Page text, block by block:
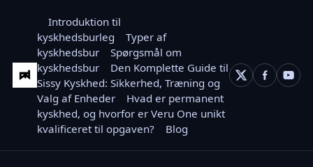
Introduktion til
kyskhedsburleg
Typer af
kyskhedsbur
Spørgsmål om
kyskhedsbur
Den Komplette Guide til
Sissy Kyskhed: Sikkerhed, Træning og
Valg af Enheder
Hvad er permanent
kyskhed, og hvorfor er Veru One unikt
kvalificeret til opgaven?
Blog